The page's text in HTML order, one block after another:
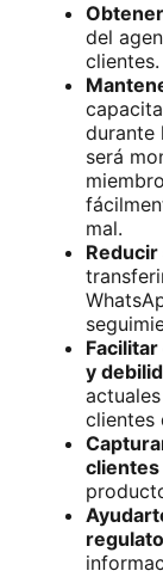
del
clientes.
durante
será
mal.
y
clientes
clientes